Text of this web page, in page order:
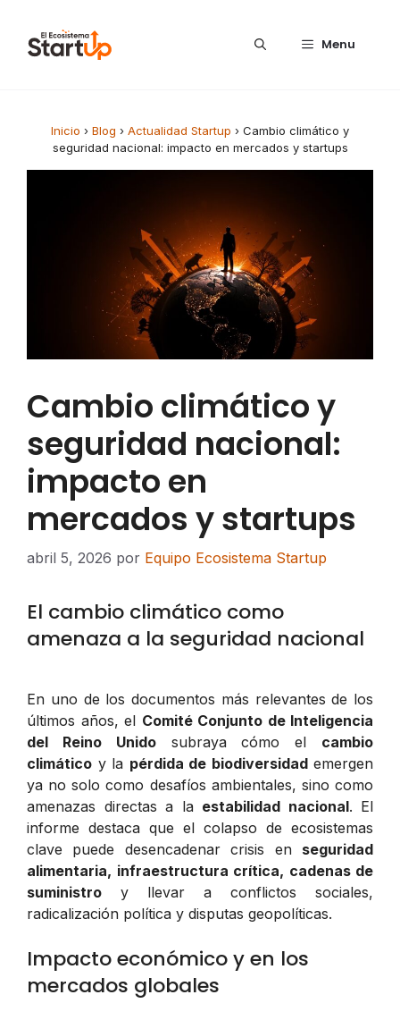
Menu
Inicio › Blog › Actualidad Startup › Cambio climático y
seguridad nacional: impacto en mercados y startups
Cambio climático y
seguridad nacional:
impacto en
mercados y startups
abril 5, 2026 por Equipo Ecosistema Startup
El cambio climático como
amenaza a la seguridad nacional
En uno de los documentos más relevantes de los
últimos años, el Comité Conjunto de Inteligencia
del Reino Unidosubraya cómo el cambio
climático y la pérdida de biodiversidademergen
ya no solo como desafíos ambientales, sino como
amenazas directas a la estabilidad nacional. El
informe destaca que el colapso de ecosistemas
clave puede desencadenar crisis en seguridad
alimentaria, infraestructura crítica, cadenas de
suministro y llevar a conflictos sociales,
radicalización política y disputas geopolíticas.
Impacto económico y en los
mercados globales